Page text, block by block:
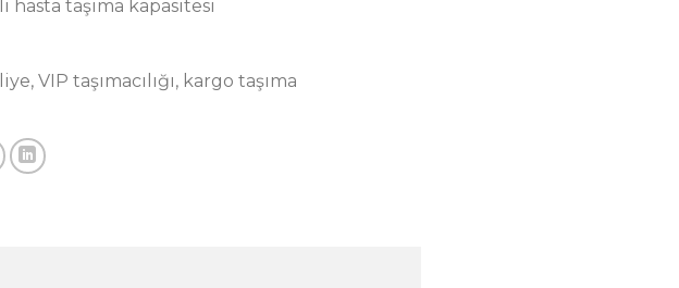
hasta taşıma kapasitesi
VIP taşımacılığı, kargo taşıma